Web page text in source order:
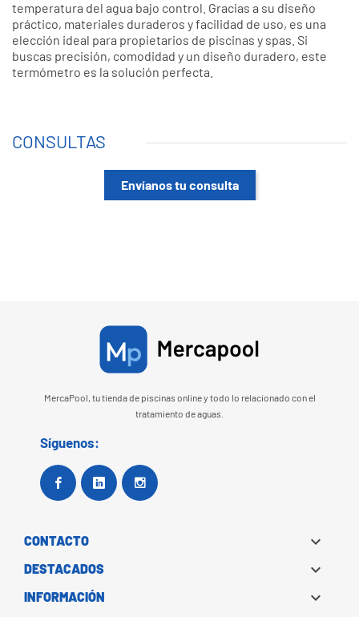
temperatura del agua bajo control. Gracias a su diseño
práctico, materiales duraderos y facilidad de uso, es una
elección ideal para propietarios de piscinas y spas. Si
buscas precisión, comodidad y un diseño duradero, este
termómetro es la solución perfecta.
CONSULTAS
Envíanos tu consulta
MercaPool, tu tienda de piscinas online y todo lo relacionado con el
tratamiento de aguas.
Síguenos:
Facebook Google+
CONTACTO 
DESTACADOS 
INFORMACIÓN 